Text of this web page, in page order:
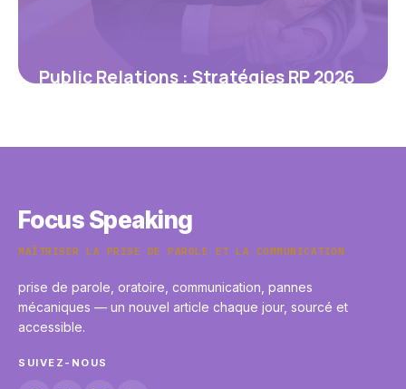
Public Relations : Stratégies RP 2026
Focus Speaking
MAÎTRISER LA PRISE DE PAROLE ET LA COMMUNICATION
prise de parole, oratoire, communication, pannes
mécaniques — un nouvel article chaque jour, sourcé et
accessible.
SUIVEZ-NOUS